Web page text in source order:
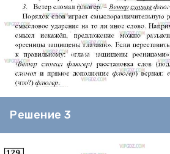
Решение 3